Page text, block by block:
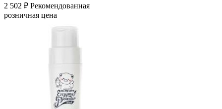
2 502 ₽ Рекомендованная
розничная цена